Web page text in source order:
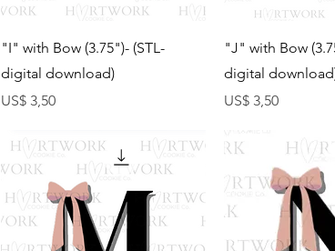
Visualização rápida
"I" with Bow (3.75")- (STL-
digital download)
Preço
US$ 3,50
"J" with Bow
digital
Preço
US$ 3,50